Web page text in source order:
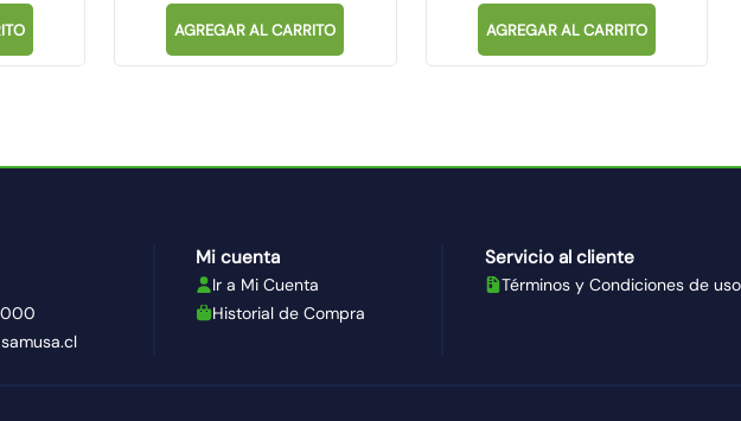
AGREGAR AL CARRITO AGREGAR AL CARRITO
Mi cuenta
Ir a Mi Cuenta
Historial de Compra
Servicio al cliente
Términos y Condiciones de uso